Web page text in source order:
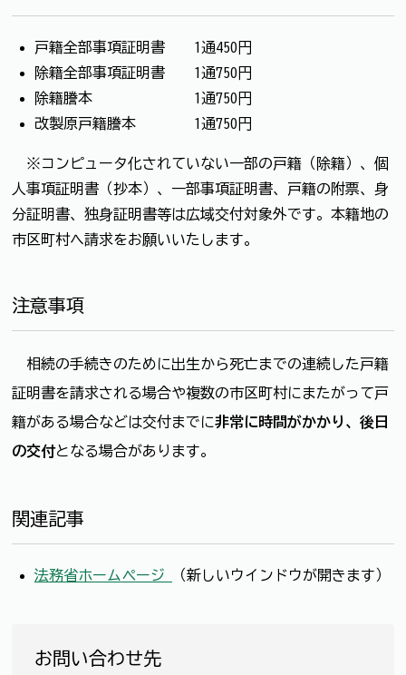
戸籍全部事項証明書 1通450円
除籍全部事項証明書 1通750円
除籍謄本 1通750円
改製原戸籍謄本 1通750円
※コンピュータ化されていない一部の戸籍（除籍）、個
人事項証明書（抄本）、一部事項証明書、戸籍の附票、身
分証明書、独身証明書等は広域交付対象外です。本籍地の
市区町村へ請求をお願いいたします。
注意事項
相続の手続きのために出生から死亡までの連続した戸籍
証明書を請求される場合や複数の市区町村にまたがって戸
籍がある場合などは交付までに非常に時間がかかり、後日
の交付となる場合があります。
関連記事
法務省ホームページ （新しいウインドウが開きます）
お問い合わせ先